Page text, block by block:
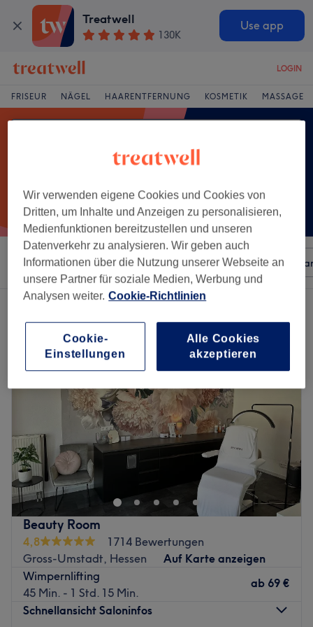
Treatwell
130K
Use app
LOGIN
FRISEUR NÄGEL HAARENTFERNUNG KOSMETIK MASSAGE
Sortieren nach Beliebiger Preis Besonderheiten
Ein Salon, der anbietet:
Beauty Room
4,8
1714 Bewertungen
Gross-Umstadt, Hessen
Auf Karte anzeigen
Wimpernlifting
45 Min. - 1 Std. 15 Min.
ab 69 €
Schnellansicht Saloninfos
Wir verwenden eigene Cookies und Cookies von
Dritten, um Inhalte und Anzeigen zu personalisieren,
Medienfunktionen bereitzustellen und unseren
Datenverkehr zu analysieren. Wir geben auch
Informationen über die Nutzung unserer Webseite an
unsere Partner für soziale Medien, Werbung und
Analysen weiter. Cookie-Richtlinien
Cookie-
Einstellungen
Alle Cookies
akzeptieren